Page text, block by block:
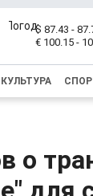
$ 87.43 -
€ 100.15 -
КУЛЬТУРА
о